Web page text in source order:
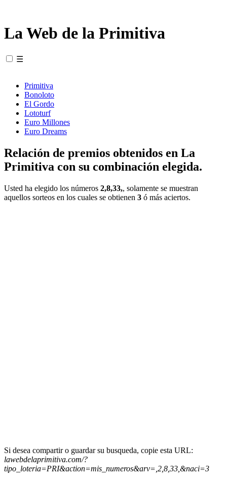
La Web de la Primitiva
☰
Primitiva
Bonoloto
El Gordo
Lototurf
Euro Millones
Euro Dreams
Relación de premios obtenidos en La
Primitiva con su combinación elegida.
Usted ha elegido los números 2,8,33,, solamente se muestran
aquellos sorteos en los cuales se obtienen 3 ó más aciertos.
Si desea compartir o guardar su busqueda, copie esta URL:
lawebdelaprimitiva.com/?
tipo_loteria=PRI&action=mis_numeros&arv=,2,8,33,&naci=3